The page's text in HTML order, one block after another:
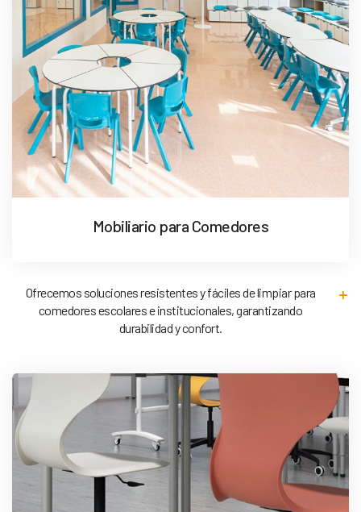
Mobiliario para Comedores
Ofrecemos soluciones resistentes y fáciles de limpiar para
comedores escolares e institucionales, garantizando
durabilidad y confort.